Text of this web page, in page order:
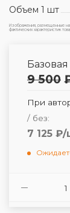
Объем 1 шт
Изображения, размещенные на
фактических характеристик
9 500
При
/ без:
7 125